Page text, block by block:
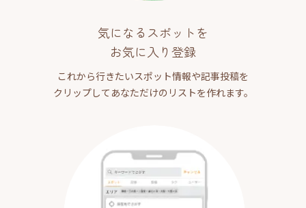
気になるスポットを
お気に入り登録
これから行きたいスポット情報や記事投稿を
クリップしてあなただけのリストを作れます。